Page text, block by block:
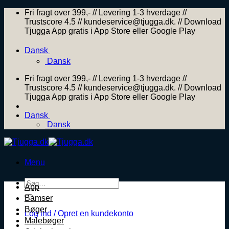
Skip
content
Fri fragt over 399,- // Levering 1-3 hverdage //
Trustscore 4.5 // kundeservice@tjugga.dk. // Download
Tjugga App gratis i App Store eller Google Play
Dansk
Dansk
Fri fragt over 399,- // Levering 1-3 hverdage //
Trustscore 4.5 // kundeservice@tjugga.dk. // Download
Tjugga App gratis i App Store eller Google Play
Dansk
Dansk
Menu
Søg
efter:
Log ind / Opret en kundekonto
App
Bamser
Bøger
Malebøger